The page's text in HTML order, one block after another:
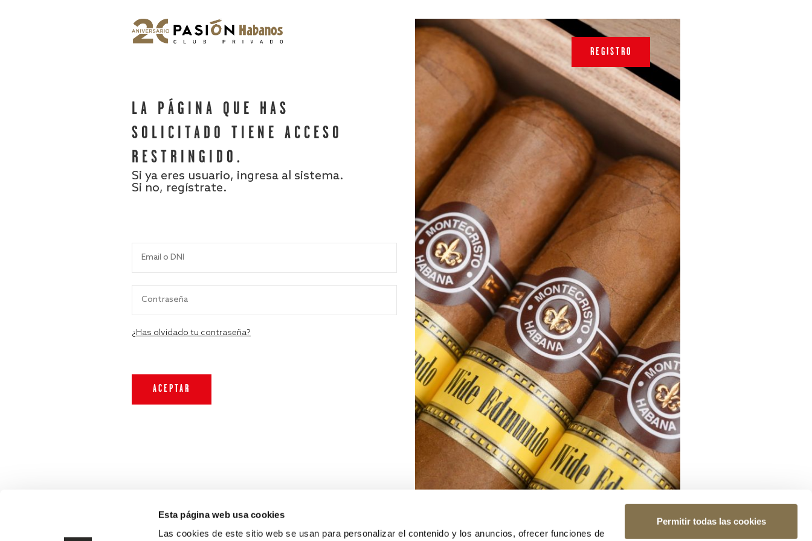
Esta página web usa cookies
Las cookies de este sitio web se usan para personalizar el contenido y los anuncios, ofrecer funciones de
Permitir todas las cookies
LA PÁGINA QUE HAS
SOLICITADO TIENE ACCESO
RESTRINGIDO.
Si ya eres usuario, ingresa al sistema.
Si no, regístrate.
¿Has olvidado tu contraseña?
REGISTRO